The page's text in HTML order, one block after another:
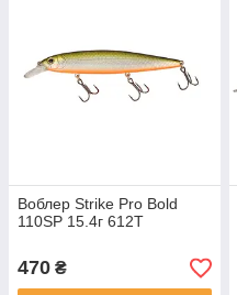
Воблер Strike Pro Bold
110SP 15.4г 612T
470 ₴